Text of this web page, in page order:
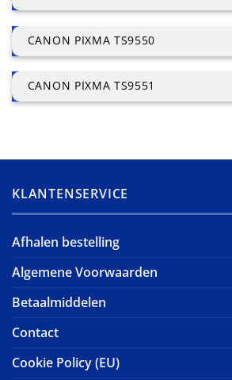
CANON PIXMA TS9550
CANON PIXMA TS9551
KLANTENSERVICE
Afhalen bestelling
Algemene Voorwaarden
Betaalmiddelen
Contact
Cookie Policy (EU)